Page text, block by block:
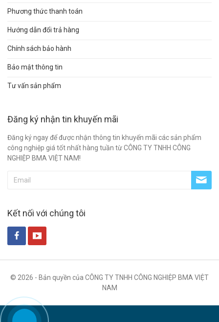
Phương thức thanh toán
Hướng dẫn đổi trả hàng
Chính sách bảo hành
Bảo mật thông tin
Tư vấn sản phẩm
Đăng ký nhận tin khuyến mãi
Đăng ký ngay để được nhận thông tin khuyến mãi các sản phẩm
công nghiệp giá tốt nhất hàng tuần từ CÔNG TY TNHH CÔNG
NGHIỆP BMA VIỆT NAM!
Kết nối với chúng tôi
© 2026 - Bản quyền của CÔNG TY TNHH CÔNG NGHIỆP BMA VIỆT
NAM